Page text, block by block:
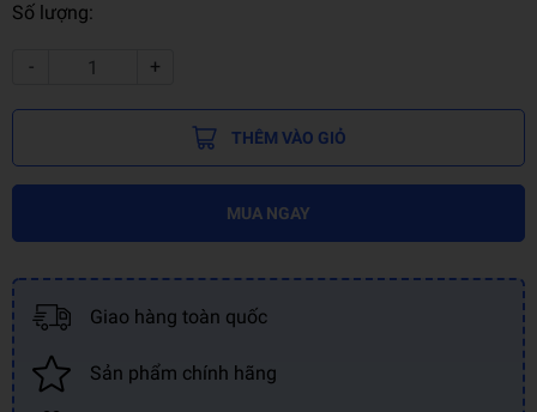
Số lượng:
- +
THÊM VÀO GIỎ
MUA NGAY
Giao hàng toàn quốc
Sản phẩm chính hãng